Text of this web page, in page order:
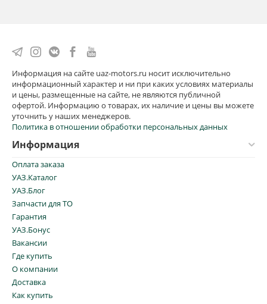
Информация на сайте uaz-motors.ru носит исключительно
информационный характер и ни при каких условиях материалы
и цены, размещенные на сайте, не являются публичной
офертой. Информацию о товарах, их наличие и цены вы можете
уточнить у наших менеджеров.
Политика в отношении обработки персональных данных
Информация
Оплата заказа
УАЗ.Каталог
УАЗ.Блог
Запчасти для ТО
Гарантия
УАЗ.Бонус
Вакансии
Где купить
О компании
Доставка
Как купить